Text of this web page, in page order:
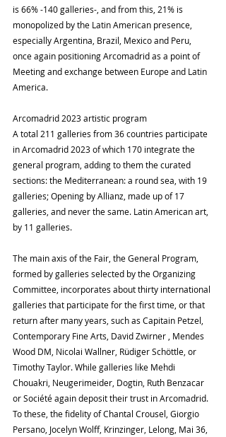
is 66% -140 galleries-, and from this, 21% is
monopolized by the Latin American presence,
especially Argentina, Brazil, Mexico and Peru,
once again positioning Arcomadrid as a point of
Meeting and exchange between Europe and Latin
America.
Arcomadrid 2023 artistic program
A total 211 galleries from 36 countries participate
in Arcomadrid 2023 of which 170 integrate the
general program, adding to them the curated
sections: the Mediterranean: a round sea, with 19
galleries; Opening by Allianz, made up of 17
galleries, and never the same. Latin American art,
by 11 galleries.
The main axis of the Fair, the General Program,
formed by galleries selected by the Organizing
Committee, incorporates about thirty international
galleries that participate for the first time, or that
return after many years, such as Capitain Petzel,
Contemporary Fine Arts, David Zwirner , Mendes
Wood DM, Nicolai Wallner, Rüdiger Schöttle, or
Timothy Taylor. While galleries like Mehdi
Chouakri, Neugerimeider, Dogtin, Ruth Benzacar
or Société again deposit their trust in Arcomadrid.
To these, the fidelity of Chantal Crousel, Giorgio
Persano, Jocelyn Wolff, Krinzinger, Lelong, Mai 36,